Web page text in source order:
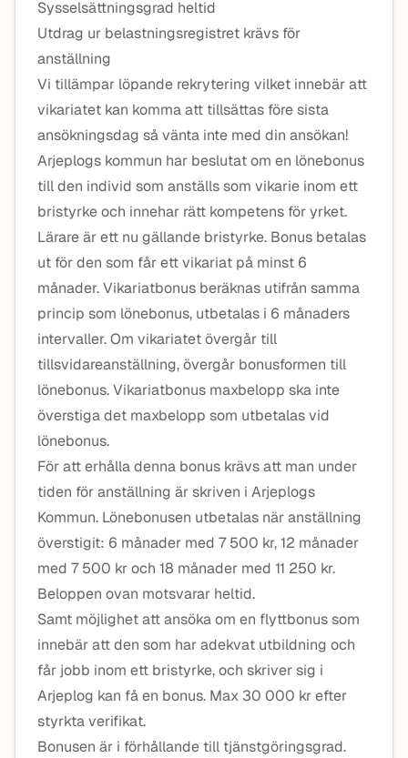
Sysselsättningsgrad heltid
Utdrag ur belastningsregistret krävs för
anställning
Vi tillämpar löpande rekrytering vilket innebär att
vikariatet kan komma att tillsättas före sista
ansökningsdag så vänta inte med din ansökan!
Arjeplogs kommun har beslutat om en lönebonus
till den individ som anställs som vikarie inom ett
bristyrke och innehar rätt kompetens för yrket.
Lärare är ett nu gällande bristyrke. Bonus betalas
ut för den som får ett vikariat på minst 6
månader. Vikariatbonus beräknas utifrån samma
princip som lönebonus, utbetalas i 6 månaders
intervaller. Om vikariatet övergår till
tillsvidareanställning, övergår bonusformen till
lönebonus. Vikariatbonus maxbelopp ska inte
överstiga det maxbelopp som utbetalas vid
lönebonus.
För att erhålla denna bonus krävs att man under
tiden för anställning är skriven i Arjeplogs
Kommun. Lönebonusen utbetalas när anställning
överstigit: 6 månader med 7 500 kr, 12 månader
med 7 500 kr och 18 månader med 11 250 kr.
Beloppen ovan motsvarar heltid.
Samt möjlighet att ansöka om en flyttbonus som
innebär att den som har adekvat utbildning och
får jobb inom ett bristyrke, och skriver sig i
Arjeplog kan få en bonus. Max 30 000 kr efter
styrkta verifikat.
Bonusen är i förhållande till tjänstgöringsgrad.